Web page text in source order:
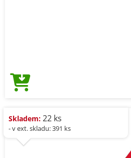
Skladem: 22 ks
- v ext. skladu: 391 ks